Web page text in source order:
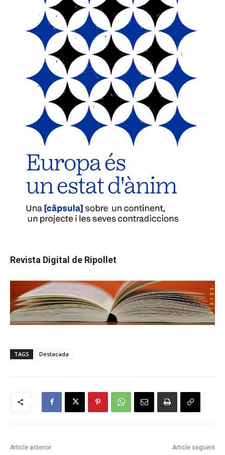
Revista Digital de Ripollet
TAGS Destacada
Article anterior Article següent